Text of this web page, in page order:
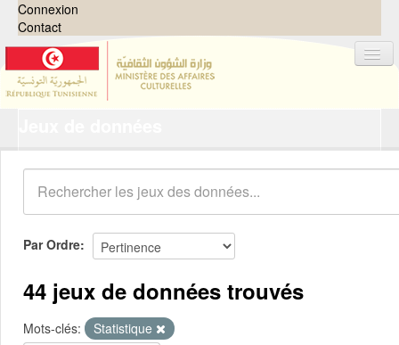
Connexion
Contact
Organisations
Groupes
Demandes 0
À propos
Par Ordre
44 jeux de données trouvés
Mots-clés:
Statistique